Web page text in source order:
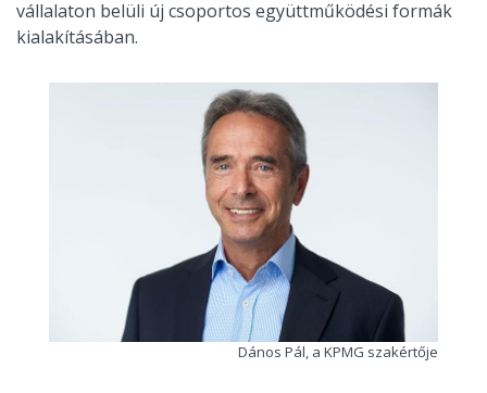
vállalaton belüli új csoportos együttműködési formák
kialakításában.
Dános Pál, a KPMG szakértője